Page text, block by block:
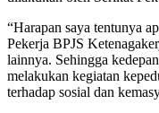
“Harapan saya tentunya
Pekerja BPJS
lainnya. Sehingga
melakukan kegiatan
terhadap sosial dan